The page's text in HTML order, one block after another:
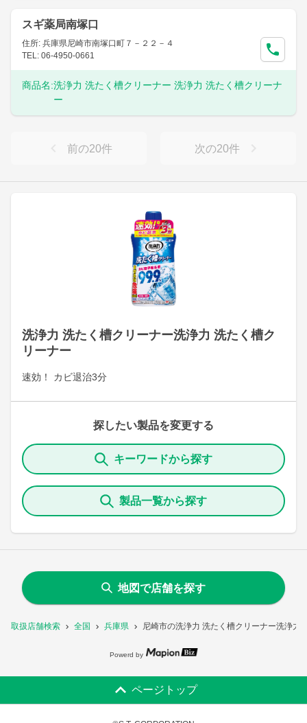
取扱店舗検索 全国 兵庫県 尼崎市の洗浄力 洗たく槽クリーナー洗浄力
洗浄力 洗たく槽クリーナー洗浄力 洗たく槽ク
リーナー
速効！ カビ退治3分
探したい製品を変更する
キーワードから探す
製品一覧から探す
スギ薬局南塚口
住所: 兵庫県尼崎市南塚口町７－２２－４
TEL: 06-4950-0661
商品名:洗浄力 洗たく槽クリーナー 洗浄力 洗たく槽クリーナ
ー
前の20件 次の20件
地図で店舗を探す
Powerd by
ページトップ